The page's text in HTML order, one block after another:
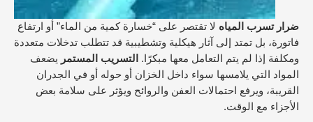
ضرار تسرب المياه لا تقتصر على “خسارة كمية من الماء” أو ارتفاع
فاتورة، بل تمتد إلى آثار هيكلية وتشطيبية قد تتطلب تدخلات متعددة
ومكلفة إذا لم يتم التعامل معها مبكرًا.
التسريب المستمر يضعف
المواد التي يلامسها سواء داخل الخزان أو حوله أو في الجدران
القريبة، ويرفع احتمالات العفن والروائح ويؤثر على سلامة بعض
الأجزاء مع الوقت.